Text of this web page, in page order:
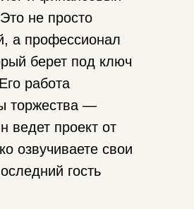
не просто
а профессионал
берет под ключ
работа
торжества —
ведет проект от
озвучиваете свои
гость